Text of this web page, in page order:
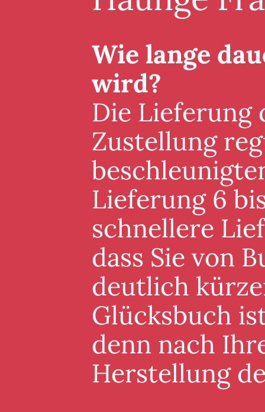
Wie lange
wird?
Die Lieferung
Zustellung
Lieferung 6
schnellere
dass Sie von
deutlich
Glücksbuch
denn nach
Herstellung